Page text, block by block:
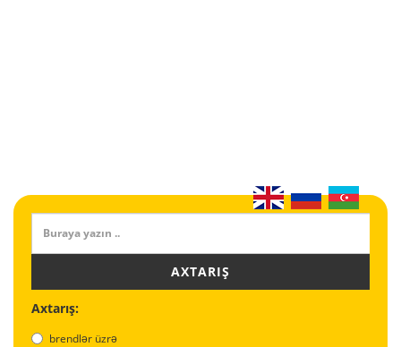
AXTARIŞ
Axtarış:
brendlər üzrə